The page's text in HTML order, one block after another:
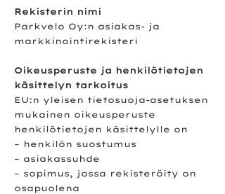
Rekisterin nimi
Parkvelo Oy:n asiakas- ja
markkinointirekisteri
Oikeusperuste ja henkilötietojen
käsittelyn tarkoitus
EU:n yleisen tietosuoja-asetuksen
mukainen oikeusperuste
henkilötietojen käsittelylle on
– henkilön suostumus
– asiakassuhde
– sopimus, jossa rekisteröity on
osapuolena